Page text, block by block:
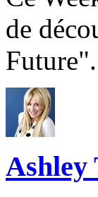
de
Ashley